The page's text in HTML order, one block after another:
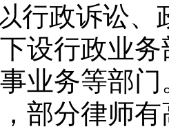
行政诉讼
设行政业
业务等部
部分律师